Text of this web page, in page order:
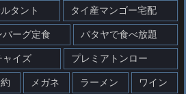
タント タイ産マンゴー宅配
バーグ定食 パタヤで食べ放題
ャイズ プレミアトンロー
メガネ ラーメン ワイン